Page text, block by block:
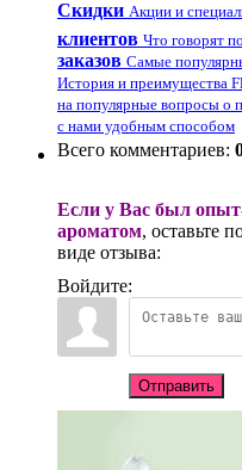
Скидки Акции и
клиентов Что говорят
заказов Самые
История и преимущества
на популярные вопросы о
с нами удобным способом
Всего комментариев:
Если у Вас был
ароматом, оставьте
виде отзыва:
Войдите:
Отправить